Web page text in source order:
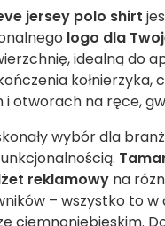
jersey polo shirt
logo dla
idealną do
otworach na ręce,
wybór dla
reklamowy na
– wszystko to w